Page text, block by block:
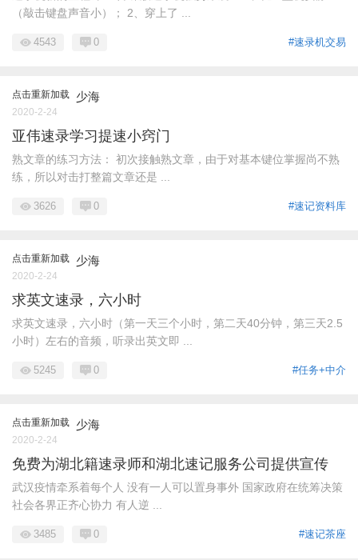
（敲击键盘声音小）； 2、穿上了 ...
#速录机交易
4543 0
点击重新加载 少海
2020-2-24
亚伟速录学习提速小窍门
熟文章的练习方法： 初次接触熟文章，由于对基本键位掌握尚不熟
练，所以对击打整篇文章还是 ...
#速记资料库
3626 0
点击重新加载 少海
2020-2-24
求英文速录，六小时
求英文速录，六小时（第一天三个小时，第二天40分钟，第三天2.5
小时）左右的音频，听录出英文即 ...
#任务+中介
5245 0
点击重新加载 少海
2020-2-24
免费为湖北籍速录师和湖北速记服务公司提供宣传
武汉疫情牵系着每个人 没有一人可以置身事外 国家政府在统筹决策
社会各界正齐心协力 有人逆 ...
#速记茶座
3485 0